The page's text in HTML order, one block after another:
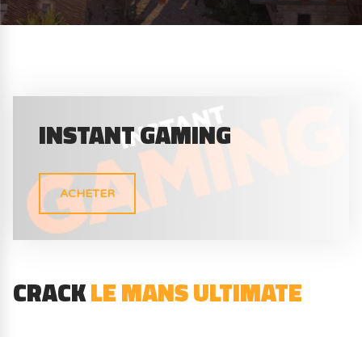
INSTANT GAMING
ACHETER
CRACKLE MANS ULTIMATE